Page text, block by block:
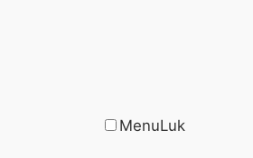
MenuLuk